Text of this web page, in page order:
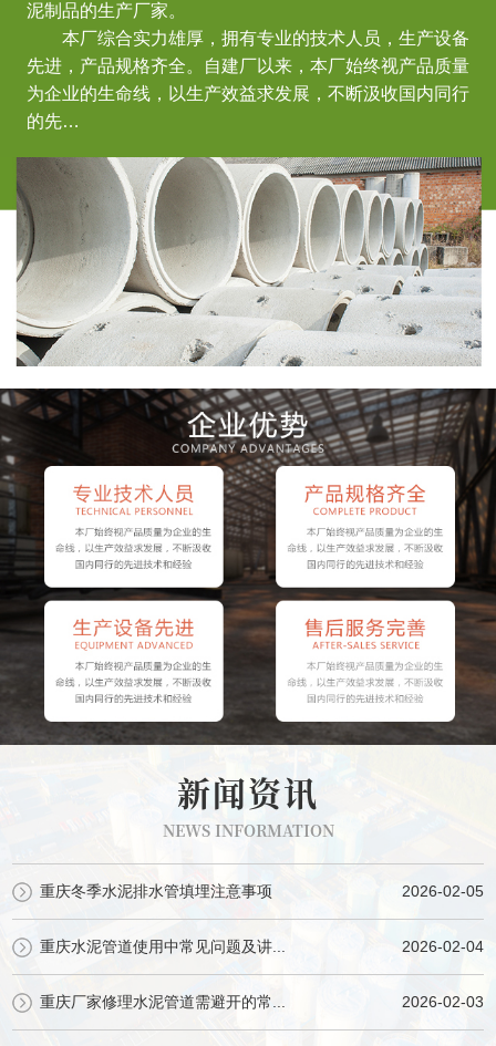
泥制品的生产厂家。
本厂综合实力雄厚，拥有专业的技术人员，生产设备
先进，产品规格齐全。自建厂以来，本厂始终视产品质量
为企业的生命线，以生产效益求发展，不断汲收国内同行
的先…
新闻资讯
NEWS INFORMATION
重庆冬季水泥排水管填埋注意事项 2026-02-05
重庆水泥管道使用中常见问题及讲... 2026-02-04
重庆厂家修理水泥管道需避开的常... 2026-02-03